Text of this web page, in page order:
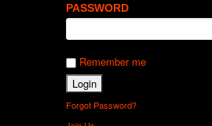
PASSWORD
Remember me
Forgot Password?